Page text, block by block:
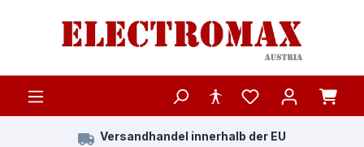
Zum Hauptinhalt springen
Versandhandel innerhalb der EU